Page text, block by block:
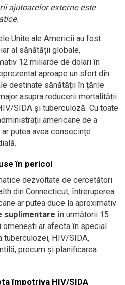
ajutoarelor externe este
Unite ale Americii au fost
al sănătății globale,
12 miliarde de dolari în
aproape un sfert din
destinate sănătății în țările
asupra reducerii mortalității
SIDA și tuberculoză. Cu toate
americane de a
putea avea consecințe
în pericol
dezvoltate de cercetători
din Connecticut, întreruperea
ar putea duce la aproximativ
suplimentare în următorii 15
ar afecta în special
tuberculozei, HIV/SIDA,
precum și planificarea
împotriva HIV/SIDA